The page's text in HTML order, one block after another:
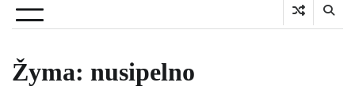
Žyma: nusipelno